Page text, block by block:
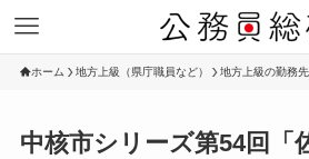
ホーム 地方上級（県庁職員など） 地方上級の勤務
中核市シリーズ第54回「